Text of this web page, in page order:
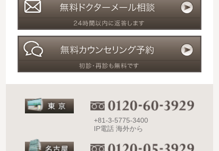
+81-3-5775-3400
IP電話 海外から